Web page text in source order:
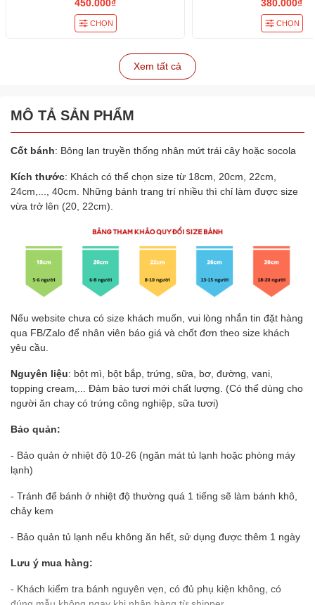
450.000₫
CHỌN
380.000₫
CHỌN
Xem tất cả
MÔ TẢ SẢN PHẨM
Cốt bánh: Bông lan truyền thống nhân mứt trái cây hoặc socola
Kích thước: Khách có thể chọn size từ 18cm, 20cm, 22cm,
24cm,..., 40cm. Những bánh trang trí nhiều thì chỉ làm được size
vừa trở lên (20, 22cm).
Nếu website chưa có size khách muốn, vui lòng nhắn tin đặt hàng
qua FB/Zalo để nhân viên báo giá và chốt đơn theo size khách
yêu cầu.
Nguyên liệu: bột mì, bột bắp, trứng, sữa, bơ, đường, vani,
topping cream,... Đảm bảo tươi mới chất lượng. (Có thể dùng cho
người ăn chay có trứng công nghiệp, sữa tươi)
Bảo quản:
- Bảo quản ở nhiệt độ 10-26 (ngăn mát tủ lạnh hoặc phòng máy
lạnh)
- Tránh để bánh ở nhiệt độ thường quá 1 tiếng sẽ làm bánh khô,
chảy kem
- Bảo quản tủ lạnh nếu không ăn hết, sử dụng được thêm 1 ngày
Lưu ý mua hàng:
- Khách kiểm tra bánh nguyên vẹn, có đủ phụ kiện không, có